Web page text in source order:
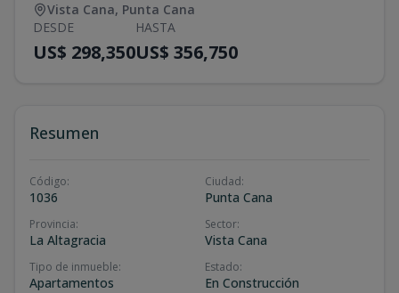
Vista Cana, Punta Cana
DESDE
US$ 298,350
HASTA
US$ 356,750
Resumen
Código:
1036
Ciudad:
Punta Cana
Provincia:
La Altagracia
Sector:
Vista Cana
Tipo de inmueble:
Apartamentos
Estado:
En Construcción